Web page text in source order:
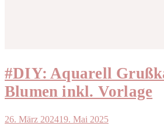
#DIY: Aquarell
Blumen inkl. Vorlage
26. März 202419. Mai 2025